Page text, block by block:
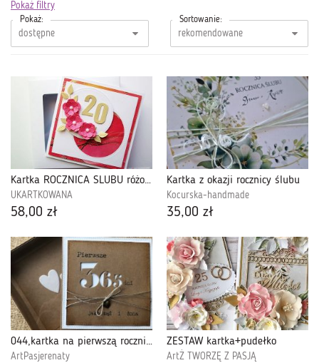
Pokaż filtry
Pokaż: Sortowanie:
Kartka ROCZNICA ŚLUBU różowo-złocista
UKARTKOWANA
58,00 zł
Kartka z okazji rocznicy ślubu
Kocurska-handmade
35,00 zł
044,kartka na pierwszą rocznicę ślubu.
ArtPasjerenaty
ZESTAW kartka+pudełko
ArtŻ TWORZĘ Z PASJĄ